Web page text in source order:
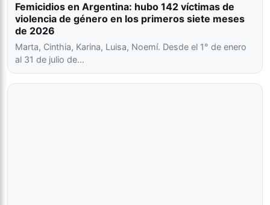
Femicidios en Argentina: hubo 142 víctimas de
violencia de género en los primeros siete meses
de 2026
Marta, Cinthia, Karina, Luisa, Noemí. Desde el 1° de enero
al 31 de julio de…